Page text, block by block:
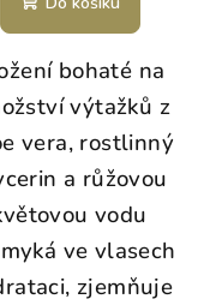
bohaté na
výtažků z
vera, rostlinný
a růžovou
vodu
ve vlasech
zjemňuje